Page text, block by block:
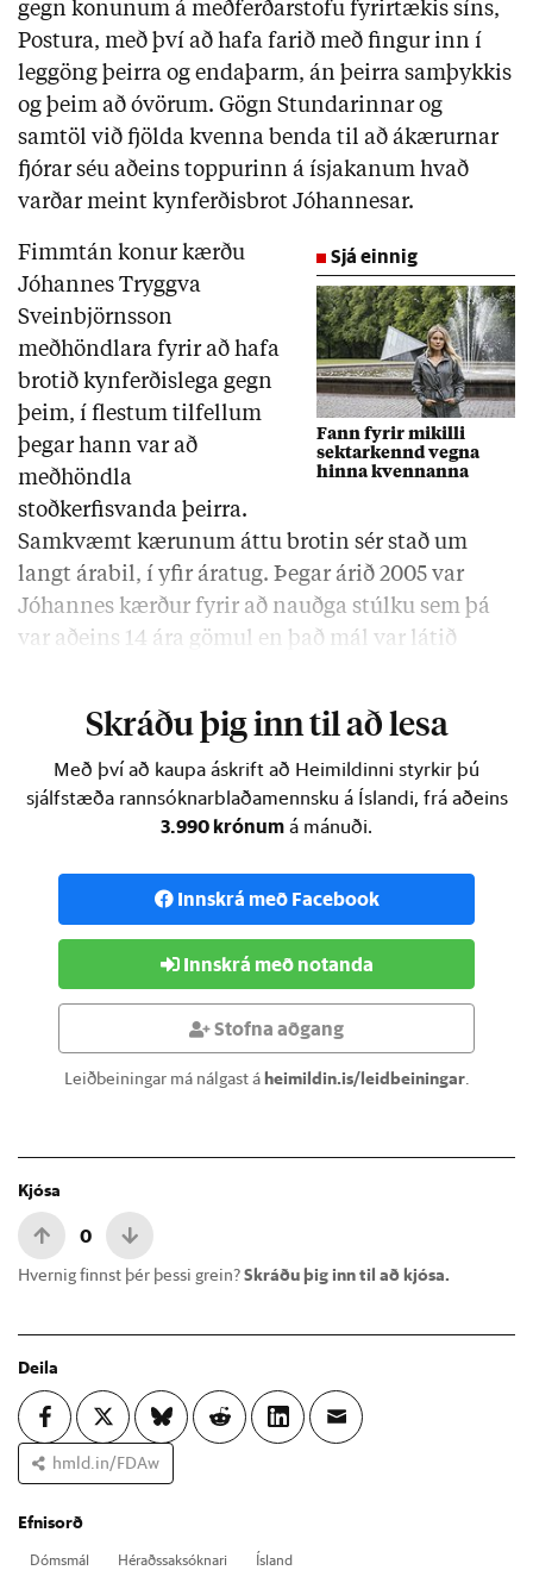
gegn konunum á meðferðarstofu fyrirtækis síns,
Postura, með því að hafa farið með fingur inn í
leggöng þeirra og endaþarm, án þeirra samþykkis
og þeim að óvörum. Gögn Stundarinnar og
samtöl við fjölda kvenna benda til að ákærurnar
fjórar séu aðeins toppurinn á ísjakanum hvað
varðar meint kynferðisbrot Jóhannesar.
Sjá einnig
Fann fyrir mikilli
sektarkennd vegna
hinna kvennanna
Fimmtán konur kærðu
Jóhannes Tryggva
Sveinbjörnsson
meðhöndlara fyrir að hafa
brotið kynferðislega gegn
þeim, í flestum tilfellum
þegar hann var að
meðhöndla
stoðkerfisvanda þeirra.
Samkvæmt kærunum áttu brotin sér stað um
langt árabil, í yfir áratug. Þegar árið 2005 var
Jóhannes kærður fyrir að nauðga stúlku sem þá
var aðeins 14 ára gömul en það mál var látið
Skráðu þig inn til að lesa
Með því að kaupa áskrift að Heimildinni styrkir þú
sjálfstæða rannsóknarblaðamennsku á Íslandi, frá aðeins
3.990 krónum á mánuði.
Innskrá með Facebook
Innskrá með notanda
Stofna aðgang
Leiðbeiningar má nálgast áheimildin.is/leidbeiningar.
Kjósa
0
Hvernig finnst þér þessi grein?Skráðu þig inn til að kjósa.
Deila
hmld.in/FDAw
Efnisorð
Dóms­mál Hér­aðssak­sókn­ari
Ís­land